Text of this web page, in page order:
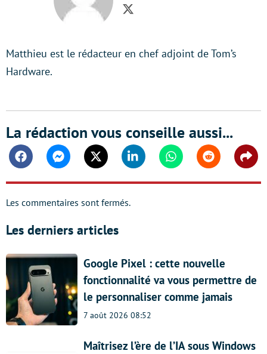
Twitter
Matthieu est le rédacteur en chef adjoint de Tom’s
Hardware.
La rédaction vous conseille aussi...
FacebookMessengerTwitter Linkedin WhatsappReddit
Les commentaires sont fermés.
Les derniers articles
Google Pixel : cette nouvelle
fonctionnalité va vous permettre de
le personnaliser comme jamais
7 août 2026 08:52
Maîtrisez l’ère de l’IA sous Windows